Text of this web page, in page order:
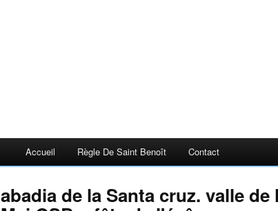
Accueil Règle De Saint Benoît Contact
abadia de la Santa cruz. valle